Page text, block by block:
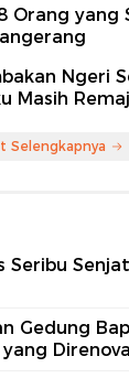
Orang yang
Ngeri
Masih
Selengkapnya
Seribu
Gedung